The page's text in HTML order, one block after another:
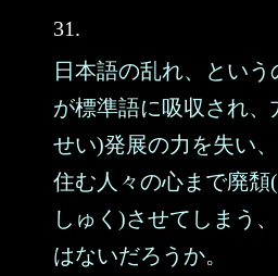
31.
日本語の乱れ、とい
が標準語に吸収され
せい)発展の力を失い
住む人々の心まで廃
しゅく)させてしまう
はないだろうか。